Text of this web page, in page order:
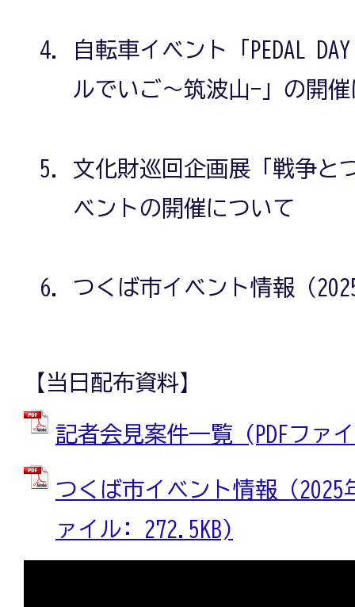
自転車イベント「PEDAL
ルでいご～筑波山-」の開
文化財巡回企画展「戦争と
ベントの開催について
つくば市イベント情報（
【当日配布資料】
記者会見案件一覧 (PDFファ
つくば市イベント情報（2025
ァイル: 272.5KB)